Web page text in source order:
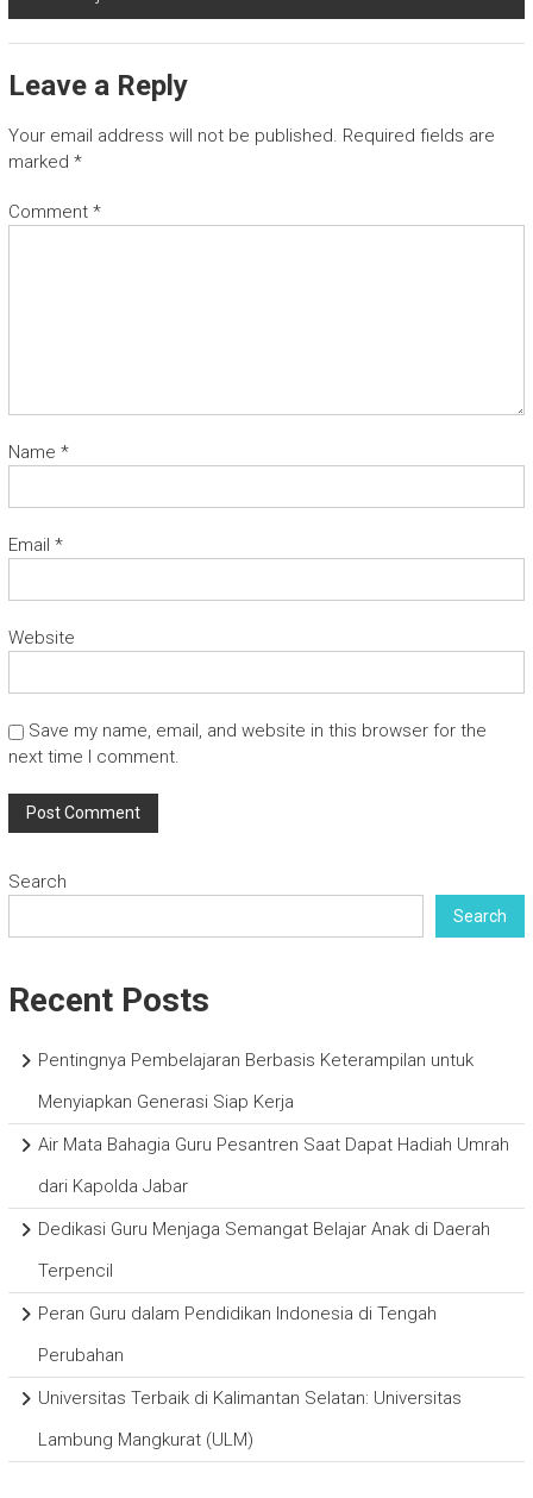
Leave a Reply
Your email address will not be published. Required fields are
marked *
Comment *
Name *
Email *
Website
Save my name, email, and website in this browser for the
next time I comment.
Search
Search
Recent Posts
Pentingnya Pembelajaran Berbasis Keterampilan untuk
Menyiapkan Generasi Siap Kerja
Air Mata Bahagia Guru Pesantren Saat Dapat Hadiah Umrah
dari Kapolda Jabar
Dedikasi Guru Menjaga Semangat Belajar Anak di Daerah
Terpencil
Peran Guru dalam Pendidikan Indonesia di Tengah
Perubahan
Universitas Terbaik di Kalimantan Selatan: Universitas
Lambung Mangkurat (ULM)